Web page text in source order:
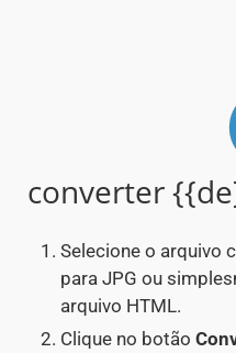
converter
Selecione o arquivo
para JPG ou
arquivo HTML.
Clique no botão